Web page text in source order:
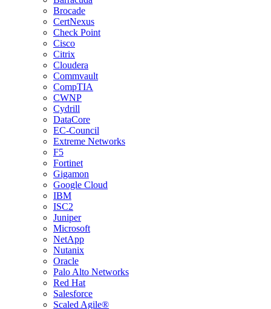
Brocade
CertNexus
Check Point
Cisco
Citrix
Cloudera
Commvault
CompTIA
CWNP
Cydrill
DataCore
EC-Council
Extreme Networks
F5
Fortinet
Gigamon
Google Cloud
IBM
ISC2
Juniper
Microsoft
NetApp
Nutanix
Oracle
Palo Alto Networks
Red Hat
Salesforce
Scaled Agile®